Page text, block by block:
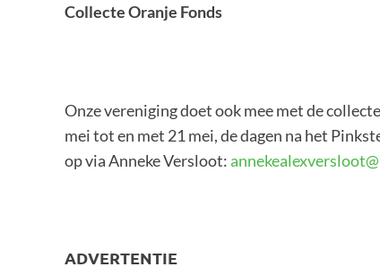
Collecte Oranje Fonds
Onze vereniging doet ook mee met de
mei tot en met 21 mei, de dagen na het
op via Anneke Versloot:
ADVERTENTIE